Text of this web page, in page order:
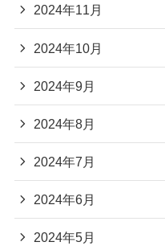
2024年11月
2024年10月
2024年9月
2024年8月
2024年7月
2024年6月
2024年5月